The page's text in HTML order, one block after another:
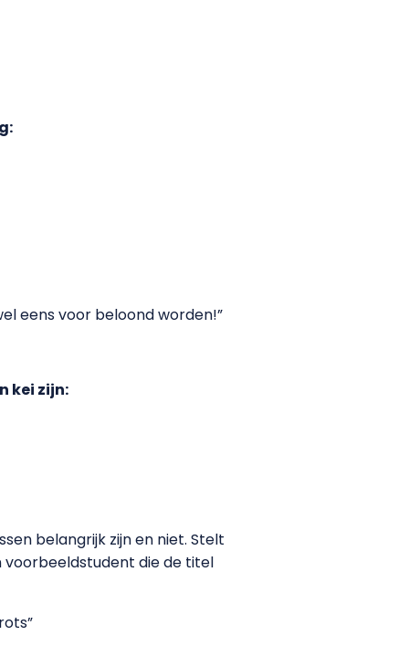
eens voor beloond worden!”
kei zijn:
belangrijk zijn en niet. Stelt
voorbeeldstudent die de titel